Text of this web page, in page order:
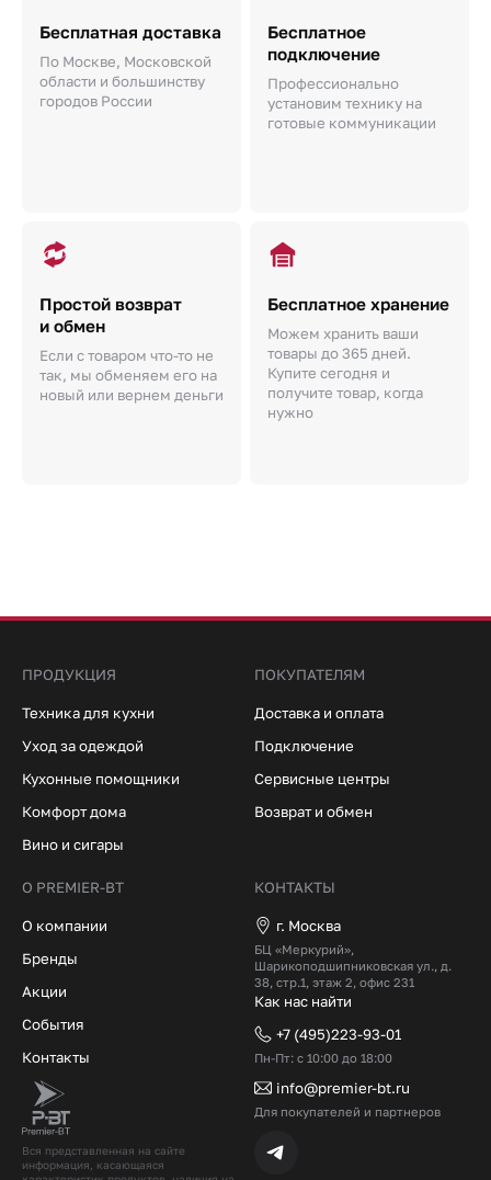
Бесплатная доставка
По Москве, Московской
области и большинству
городов России
Бесплатное
подключение
Профессионально
установим технику на
готовые коммуникации
Простой возврат
и обмен
Если с товаром что-то не
так, мы обменяем его на
новый или вернем деньги
Бесплатное хранение
Можем хранить ваши
товары до 365 дней.
Купите сегодня и
получите товар, когда
нужно
Вся представленная на сайте
информация, касающаяся
ПРОДУКЦИЯ
Техника для кухни
Уход за одеждой
Кухонные помощники
Комфорт дома
Вино и сигары
ПОКУПАТЕЛЯМ
Доставка и оплата
Подключение
Сервисные центры
Возврат и обмен
О PREMIER-BT
О компании
Бренды
Акции
События
Контакты
КОНТАКТЫ
г. Москва
БЦ «Меркурий»,
Шарикоподшипниковская ул., д.
38, стр.1, этаж 2, офис 231
Как нас найти
+7 (495)223-93-01
Пн-Пт: с 10:00 до 18:00
info@premier-bt.ru
Для покупателей и партнеров